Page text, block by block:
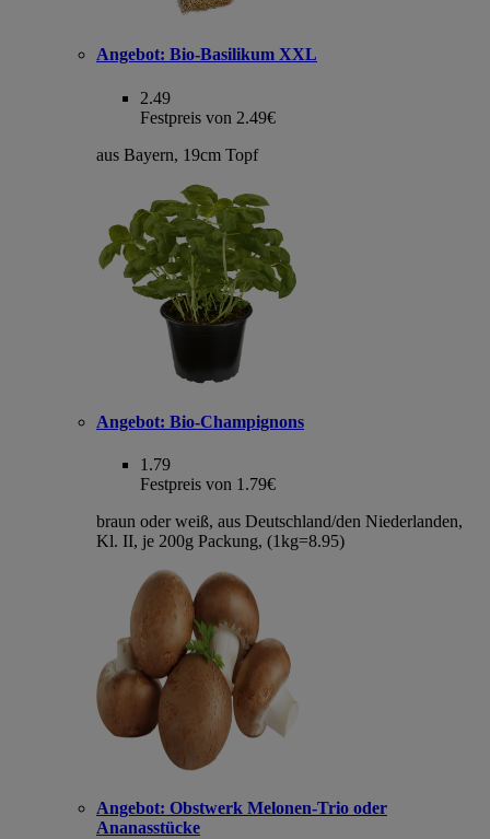
Angebot: Bio-Basilikum XXL
2.49
Festpreis von 2.49€
aus Bayern, 19cm Topf
Angebot: Bio-Champignons
1.79
Festpreis von 1.79€
braun oder weiß, aus Deutschland/den Niederlanden,
Kl. II, je 200g Packung, (1kg=8.95)
Angebot: Obstwerk Melonen-Trio oder
Ananasstücke